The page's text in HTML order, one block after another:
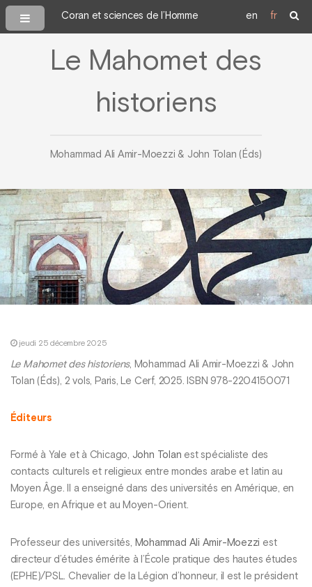
Coran et sciences de l’Homme en fr
Le Mahomet des
historiens
Mohammad Ali Amir-Moezzi & John Tolan (Éds)
jeudi 25 décembre 2025
Le Mahomet des historiens, Mohammad Ali Amir-Moezzi & John
Tolan (Éds), 2 vols, Paris, Le Cerf, 2025. ISBN 978-2204150071
Éditeurs
Formé à Yale et à Chicago, John Tolan est spécialiste des
contacts culturels et religieux entre mondes arabe et latin au
Moyen Âge. Il a enseigné dans des universités en Amérique, en
Europe, en Afrique et au Moyen-Orient.
Professeur des universités, Mohammad Ali Amir-Moezzi est
directeur d’études émérite à l’École pratique des hautes études
(EPHE)/PSL. Chevalier de la Légion d’honneur, il est le président